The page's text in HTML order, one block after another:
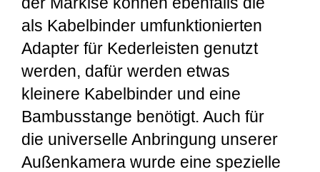
als Kabelbinder umfunktionierten
Adapter für Kederleisten genutzt
werden, dafür werden etwas
kleinere Kabelbinder und eine
Bambusstange benötigt. Auch für
die universelle Anbringung unserer
Außenkamera wurde eine spezielle